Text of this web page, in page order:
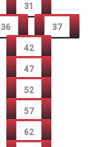
31
36 37
42
47
52
57
62